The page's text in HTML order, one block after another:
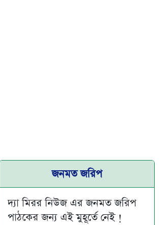
জনমত জরিপ
দ্যা মিরর নিউজ এর জনমত জরিপ
পাঠকের জন্য এই মুহূর্তে নেই !